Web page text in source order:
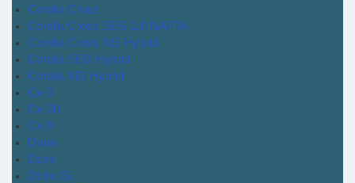
Corolla Cross
Corolla Cross SEG 2.0 NAFTA
Corolla Cross XEI Hybrid
Corolla SEG Hybrid
Corolla XEI Hybrid
Cx-3
Cx-30
Cx-9
Duna
Dzire
Dzire GL